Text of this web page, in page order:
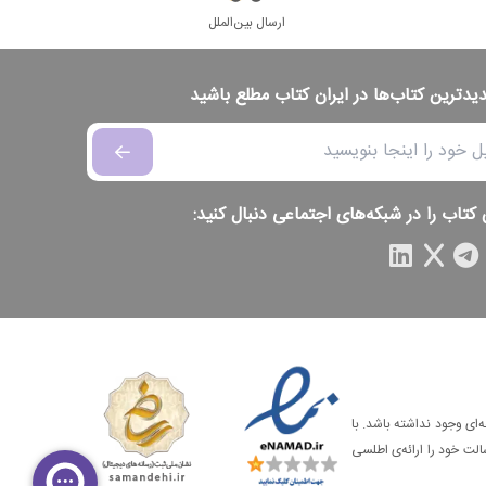
ارسال بین‌الملل
کتاب‌ها در ایران کتاب مطلع باشید
کتاب را در شبکه‌های اجتماعی دنبال کنید:
وجود نداشته باشد. با
خود را ارائه‌ی اطلسی